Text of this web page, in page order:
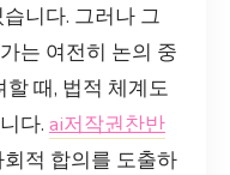
니다. 그러나 그
는 여전히 논의 중
때, 법적 체계도
다. ai저작권찬반
적 합의를 도출하